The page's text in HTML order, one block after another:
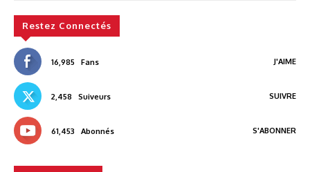
Restez Connectés
16,985 Fans J'AIME
2,458 Suiveurs SUIVRE
61,453 Abonnés S'ABONNER